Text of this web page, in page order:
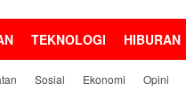
TEKNOLOGI HIBURAN
Sosial Ekonomi Opini